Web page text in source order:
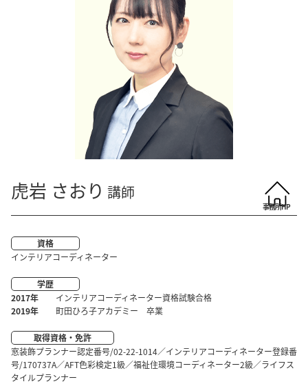
虎岩 さおり 講師
資格
インテリアコーディネーター
学歴
2017年
インテリアコーディネーター資格試験合格
2019年
町田ひろ子アカデミー 卒業
取得資格・免許
窓装飾プランナー認定番号/02-22-1014／インテリアコーディネーター登録番
号/170737A／AFT色彩検定1級／福祉住環境コーディネーター2級／ライフス
タイルプランナー